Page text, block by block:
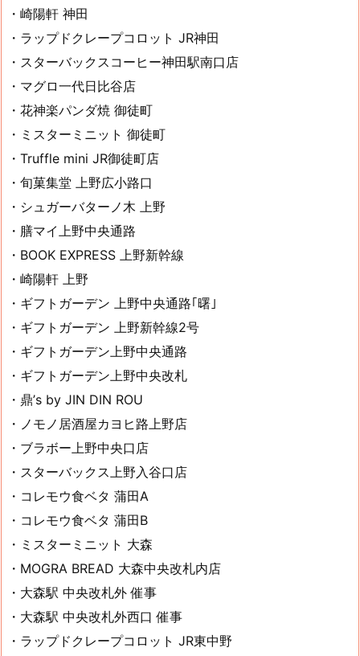
・崎陽軒 神田
・ラップドクレープコロット JR神田
・スターバックスコーヒー神田駅南口店
・マグロ一代日比谷店
・花神楽パンダ焼 御徒町
・ミスターミニット 御徒町
・Truffle mini JR御徒町店
・旬菓集堂 上野広小路口
・シュガーバターノ木 上野
・膳マイ上野中央通路
・BOOK EXPRESS 上野新幹線
・崎陽軒 上野
・ギフトガーデン 上野中央通路｢曙｣
・ギフトガーデン 上野新幹線2号
・ギフトガーデン上野中央通路
・ギフトガーデン上野中央改札
・鼎’s by JIN DIN ROU
・ノモノ居酒屋カヨヒ路上野店
・ブラボー上野中央口店
・スターバックス上野入谷口店
・コレモウ食ベタ 蒲田A
・コレモウ食ベタ 蒲田B
・ミスターミニット 大森
・MOGRA BREAD 大森中央改札内店
・大森駅 中央改札外 催事
・大森駅 中央改札外西口 催事
・ラップドクレープコロット JR東中野